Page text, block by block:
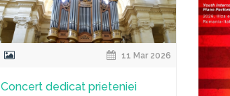
11 Mar 2026
Concert dedicat prieteniei